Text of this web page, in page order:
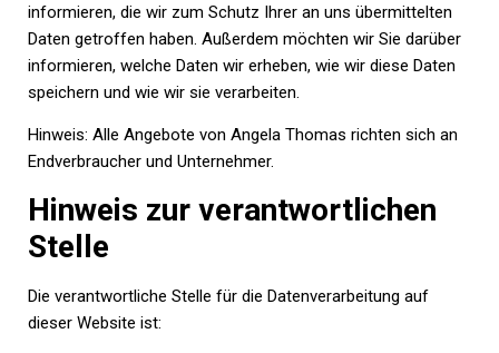
informieren, die wir zum Schutz Ihrer an uns übermittelten
Daten getroffen haben. Außerdem möchten wir Sie darüber
informieren, welche Daten wir erheben, wie wir diese Daten
speichern und wie wir sie verarbeiten.
Hinweis: Alle Angebote von Angela Thomas richten sich an
Endverbraucher und Unternehmer.
Hinweis zur verantwortlichen
Stelle
Die verantwortliche Stelle für die Datenverarbeitung auf
dieser Website ist: